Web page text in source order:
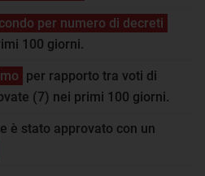
per numero di decreti
100 giorni.
per rapporto tra voti di
(7) nei primi 100 giorni.
è stato approvato con un